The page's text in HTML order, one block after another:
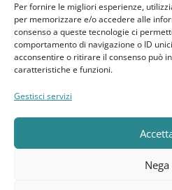
Per fornire le migliori esperienze,
per memorizzare e/o accedere alle
consenso a queste tecnologie ci
comportamento di navigazione o ID
acconsentire o ritirare il consenso può
caratteristiche e funzioni.
Gestisci servizi
Nega
Pagine Dedicate
Raffrescatori Evaporativi
CLIENTE
Bacheca cliente